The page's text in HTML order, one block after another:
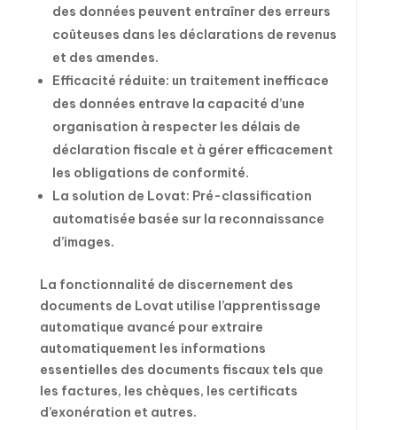
des données peuvent entraîner des erreurs
coûteuses dans les déclarations de revenus
et des amendes.
Efficacité réduite: un traitement inefficace
des données entrave la capacité d’une
organisation à respecter les délais de
déclaration fiscale et à gérer efficacement
les obligations de conformité.
La solution de Lovat: Pré-classification
automatisée basée sur la reconnaissance
d’images.
La fonctionnalité de discernement des
documents de Lovat utilise l’apprentissage
automatique avancé pour extraire
automatiquement les informations
essentielles des documents fiscaux tels que
les factures, les chèques, les certificats
d’exonération et autres.